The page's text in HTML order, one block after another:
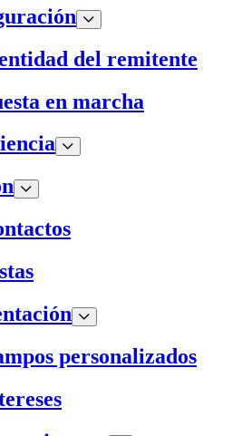
del remitente
en marcha
personalizados